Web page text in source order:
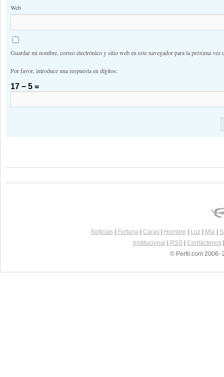
Web
Guardar mi nombre, correo electrónico y sitio web en este navegador para la próxima vez
Por favor, introduce una respuesta en dígitos:
17 − 5 =
Noticias| Fortuna| Caras| Hombre Luz| Mía|
Institucional
RSS| Contáctenos
© Perfil.com 2006-